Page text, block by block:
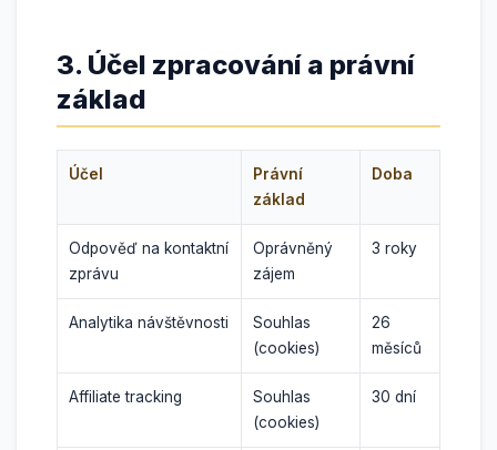
3. Účel zpracování a právní
základ
Účel
Právní
základ
Doba
Odpověď na kontaktní
zprávu
Oprávněný
zájem
3 roky
Analytika návštěvnosti
Souhlas
(cookies)
26
měsíců
Affiliate tracking
Souhlas
(cookies)
30 dní